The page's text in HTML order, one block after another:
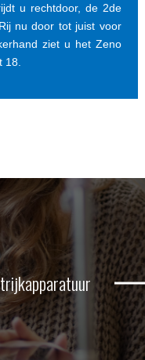
u rechtdoor, de 2de
nu door tot juist voor
ziet u het Zeno
18.